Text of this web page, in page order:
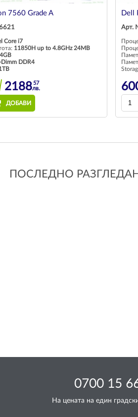
7560 Grade A
Core i7
11850H up to 4.8GHz 24MB
Dimm DDR4
218857
лв.
ДОБАВИ
Dell
Арт.
ПОСЛЕДНО
0700 15
На цената на един